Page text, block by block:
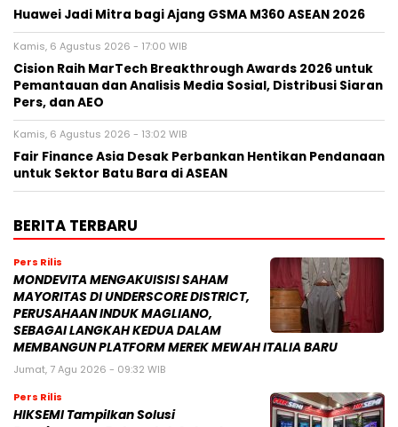
Huawei Jadi Mitra bagi Ajang GSMA M360 ASEAN 2026
Kamis, 6 Agustus 2026 - 17:00 WIB
Cision Raih MarTech Breakthrough Awards 2026 untuk
Pemantauan dan Analisis Media Sosial, Distribusi Siaran
Pers, dan AEO
Kamis, 6 Agustus 2026 - 13:02 WIB
Fair Finance Asia Desak Perbankan Hentikan Pendanaan
untuk Sektor Batu Bara di ASEAN
BERITA TERBARU
Pers Rilis
MONDEVITA MENGAKUISISI SAHAM
MAYORITAS DI UNDERSCORE DISTRICT,
PERUSAHAAN INDUK MAGLIANO,
SEBAGAI LANGKAH KEDUA DALAM
MEMBANGUN PLATFORM MEREK MEWAH ITALIA BARU
Jumat, 7 Agu 2026 - 09:32 WIB
Pers Rilis
HIKSEMI Tampilkan Solusi